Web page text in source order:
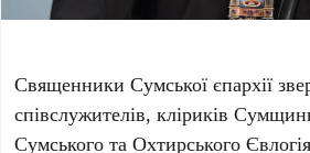
Священники Сумської єпархії
співслужителів, кліриків
Сумського та Охтирського